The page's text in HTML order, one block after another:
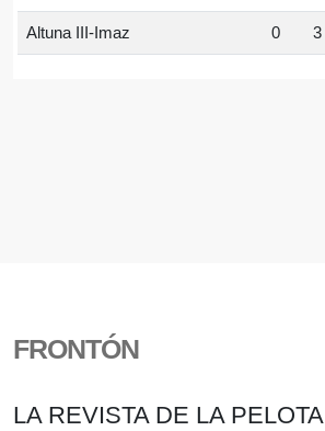
Altuna III-Imaz 0 3
FRONTÓN
LA REVISTA DE LA PELOTA